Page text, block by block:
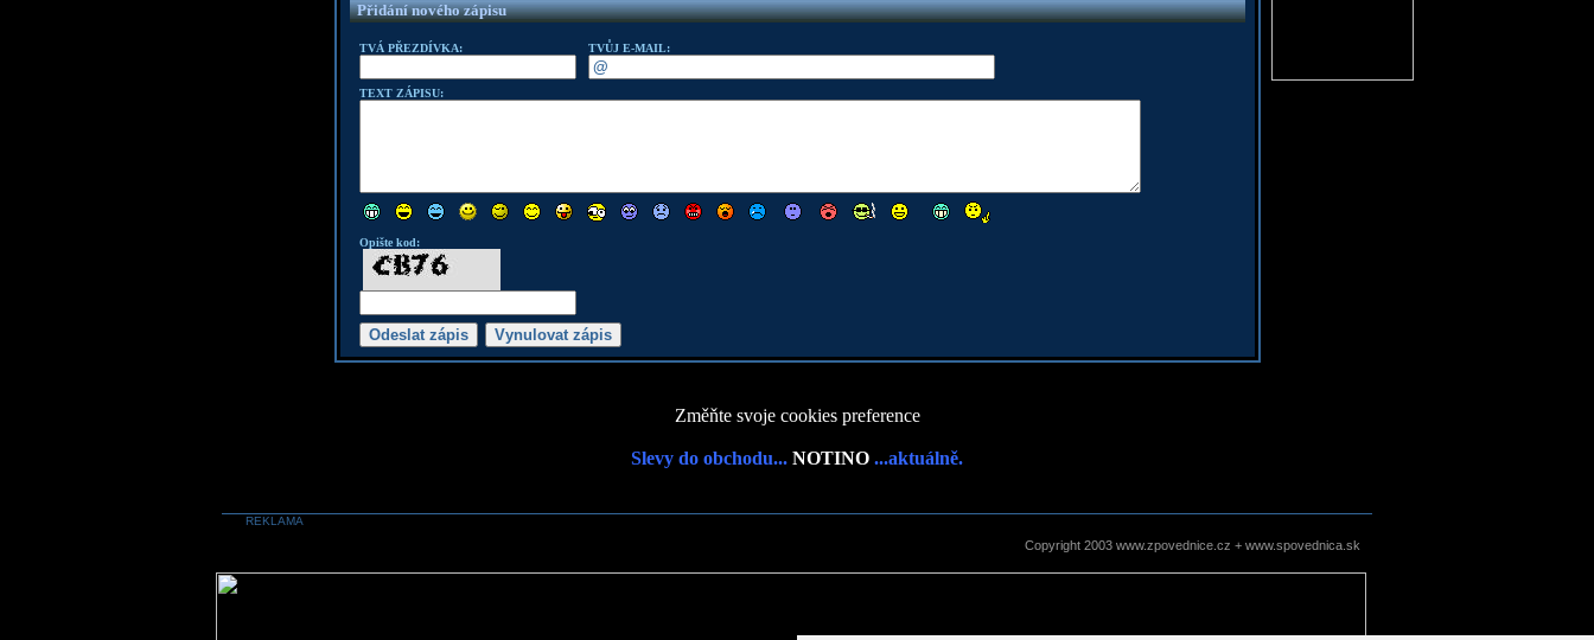
Přidání nového zápisu
TVÁ PŘEZDÍVKA: TVŮJ E-MAIL:
TEXT ZÁPISU:
Opište kod:
Změňte svoje cookies preference
Slevy do obchodu... NOTINO ...aktuálně.
REKLAMA
Copyright 2003 www.zpovednice.cz + www.spovednica.sk